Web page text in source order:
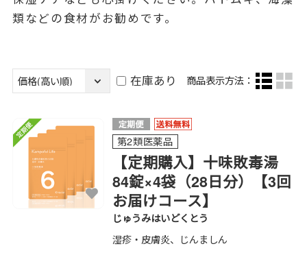
類などの食材がお勧めです。
在庫あり 商品表示方法：
第2類医薬品
【定期購入】十味敗毒湯
84錠×4袋（28日分）【3回
お届けコース】
じゅうみはいどくとう
湿疹・皮膚炎、じんましん